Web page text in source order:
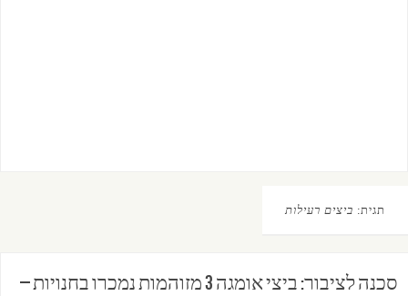
תגית: ביצים רעילות
סכנה לציבור: ביצי אומגה 3 מזוהמות נמכרו בחנויות –